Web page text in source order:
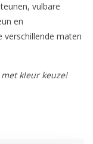
vulbare
en
verschillende maten
kleur keuze!